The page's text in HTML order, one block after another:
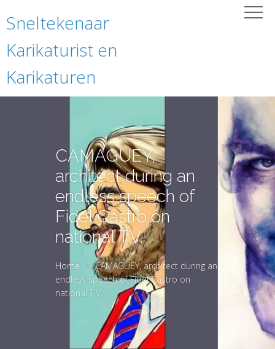
Sneltekenaar
Karikaturist en
Karikaturen
CAMAGUEY,
architect during an
endless speech of
Fidel Castro on
national T.V.
Home
CAMAGUEY, architect during an
endless speech of Fidel Castro on
national T.V.